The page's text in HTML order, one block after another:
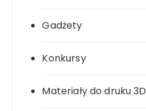
Gadżety
Konkursy
Materiały do druku 3D